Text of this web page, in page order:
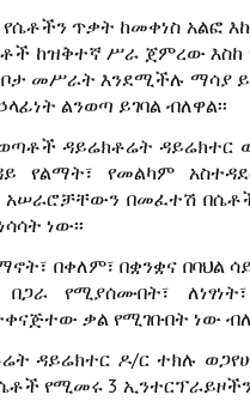
ጥቃት ከመቀነስ አልፎ
ከዝቅተኛ ሥራ ጀምረው እስከ
መሥራት እንደሚችሉ ማሳያ
ልንወጣ ይገባል ብለዋል፡፡
ዳይሬክቶሬት ዳይሬክተር
የልማት፣ የመልካም
በመፈተሽ
ነው፡፡
በቀለም፣ በቋንቋና
የሚያሰሙበት፣
ቃል የሚገቡበት ነው
ዳይሬክተር ዶ/ር ተክሉ ወጋየሁ
የሚመሩ 3 ኢንተርፕራይዞችን